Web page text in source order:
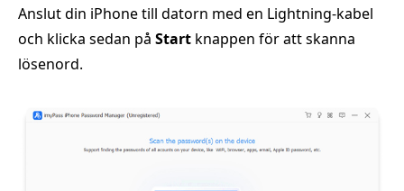
Anslut din iPhone till datorn med en Lightning-kabel
och klicka sedan på Start knappen för att skanna
lösenord.